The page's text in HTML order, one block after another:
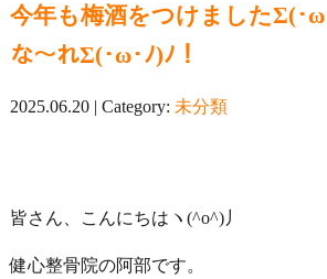
今年も梅酒をつけましたΣ(･ω
な～れΣ(･ω･ﾉ)ﾉ！
2025.06.20 | Category: 未分類
皆さん、こんにちはヽ(^o^)丿
健心整骨院の阿部です。